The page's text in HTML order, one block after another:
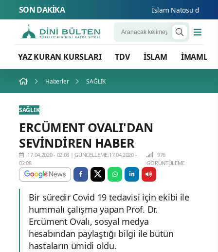
SON DAKİKA İslam Natosu dosta
YAZ KURAN KURSLARI TDV İSLAM İMAMLAR
Haberler SAĞLIK
SAĞLIK
ERCÜMENT OVALI'DAN
SEVİNDİREN HABER
17.04.2020 - 02:08 |GÜNCELLEME:17.04.2020 -
02:08
976
GÖRÜNTÜLEME
Bir süredir Covid 19 tedavisi için ekibi ile
hummalı çalışma yapan Prof. Dr.
Ercüment Ovalı, sosyal medya
hesabından paylaştığı bilgi ile bütün
hastaların ümidi oldu.